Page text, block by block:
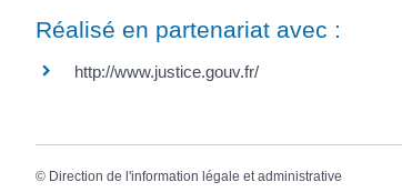
Réalisé en partenariat avec :
http://www.justice.gouv.fr/
© Direction de l'information légale et administrative